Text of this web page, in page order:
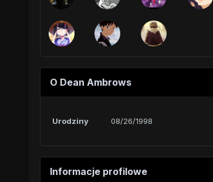
O Dean Ambrows
Urodziny 08/26/1998
Informacje profilowe